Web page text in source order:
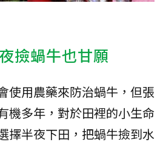
撿蝸牛也甘願
使用農藥來防治蝸牛，但張
機多年，對於田裡的小生命
擇半夜下田，把蝸牛撿到水